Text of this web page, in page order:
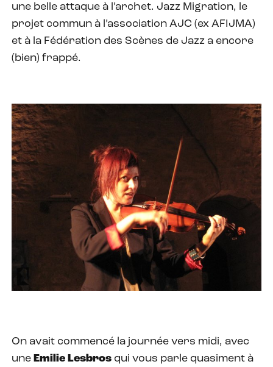
une belle attaque à l’archet. Jazz Migration, le
projet commun à l’association AJC (ex AFIJMA)
et à la Fédération des Scènes de Jazz a encore
(bien) frappé.
On avait commencé la journée vers midi, avec
une Emilie Lesbros qui vous parle quasiment à